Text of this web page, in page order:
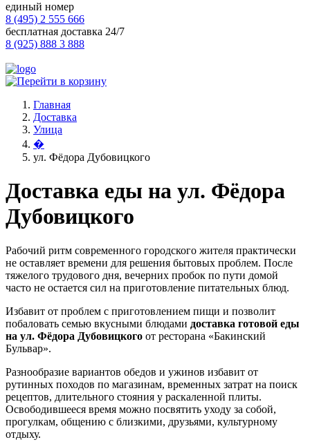
единый номер
8 (495) 2 555 666
бесплатная доставка 24/7
8 (925) 888 3 888
Главная
Доставка
Улица
�
ул. Фёдора Дубовицкого
Доставка еды на ул. Фёдора
Дубовицкого
Рабочий ритм современного городского жителя практически
не оставляет времени для решения бытовых проблем. После
тяжелого трудового дня, вечерних пробок по пути домой
часто не остается сил на приготовление питательных блюд.
Избавит от проблем с приготовлением пищи и позволит
побаловать семью вкусными блюдами доставка готовой еды
на ул. Фёдора Дубовицкого от ресторана «Бакинский
Бульвар».
Разнообразие вариантов обедов и ужинов избавит от
рутинных походов по магазинам, временных затрат на поиск
рецептов, длительного стояния у раскаленной плиты.
Освободившееся время можно посвятить уходу за собой,
прогулкам, общению с близкими, друзьями, культурному
отдыху.